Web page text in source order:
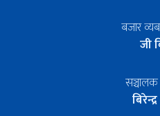
बजार
जी